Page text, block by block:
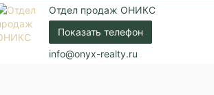
С ремонтом
Балкон:
Есть
Коммуникации:
Газ / Газовый котел /
Центральная канализация /
Центральное водоснабжение /
Отдел продаж ОНИКС
Показать телефон
info@onyx-realty.ru